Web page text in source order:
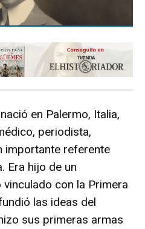
en Palermo, Italia,
periodista,
importante referente
Era hijo de un
con la Primera
las ideas del
sus primeras armas